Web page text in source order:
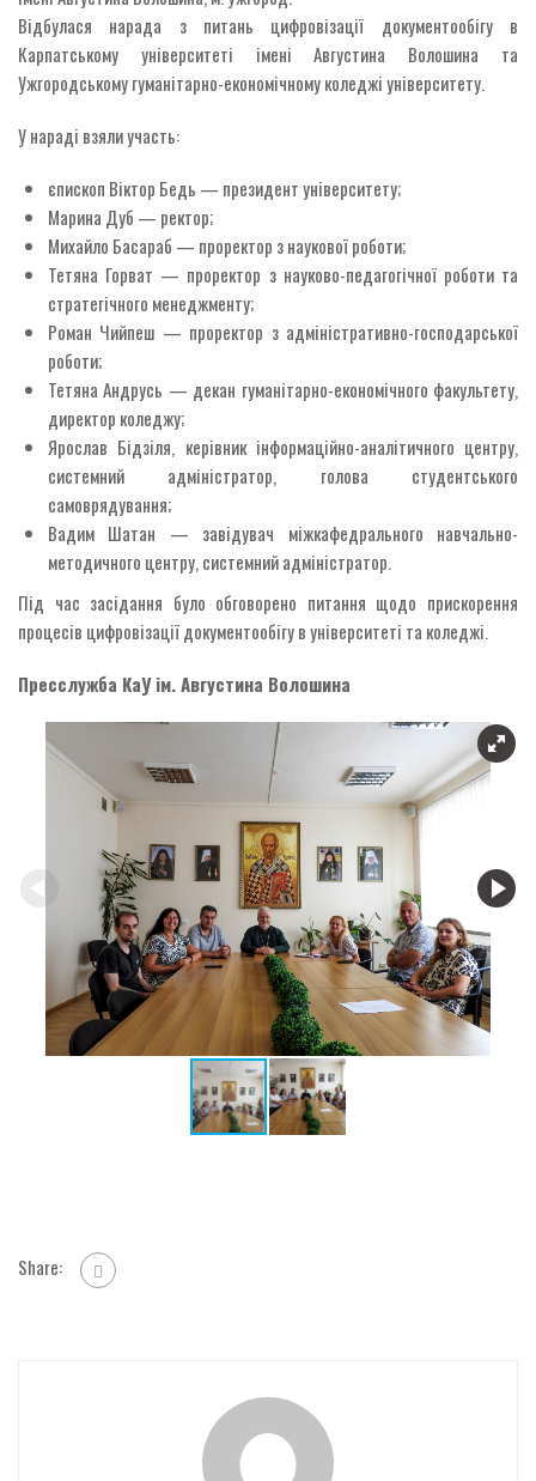
Відбулася нарада з питань цифровізації документообігу в
Карпатському університеті імені Августина Волошина та
Ужгородському гуманітарно-економічному коледжі університету.
У нараді взяли участь:
єпископ Віктор Бедь — президент університету;
Марина Дуб — ректор;
Михайло Басараб — проректор з наукової роботи;
Тетяна Горват — проректор з науково-педагогічної роботи та
стратегічного менеджменту;
Роман Чийпеш — проректор з адміністративно-господарської
роботи;
Тетяна Андрусь — декан гуманітарно-економічного факультету,
директор коледжу;
Ярослав Бідзіля, керівник інформаційно-аналітичного центру,
системний адміністратор, голова студентського
самоврядування;
Вадим Шатан — завідувач міжкафедрального навчально-
методичного центру, системний адміністратор.
Під час засідання було обговорено питання щодо прискорення
процесів цифровізації документообігу в університеті та коледжі.
Пресслужба КаУ ім. Августина Волошина
Share: